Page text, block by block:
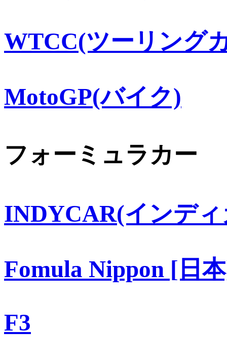
WTCC(ツーリング
MotoGP(バイク)
フォーミュラカー
INDYCAR(インデ
Fomula Nippon [日
F3